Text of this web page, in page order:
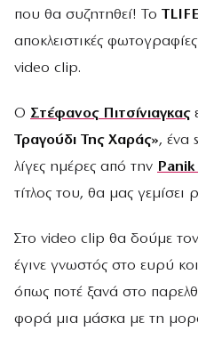
που θα συζητηθεί! Το TLIFE
αποκλειστικές
video clip.
Ο Στέφανος Πιτσίνιαγκας
Τραγούδι Της Χαράς», ένα
λίγες ημέρες από την
τίτλος του, θα μας γεμίσει
Στο video clip θα δούμε
έγινε γνωστός στο ευρύ
όπως ποτέ ξανά στο
φορά μια μάσκα με τη